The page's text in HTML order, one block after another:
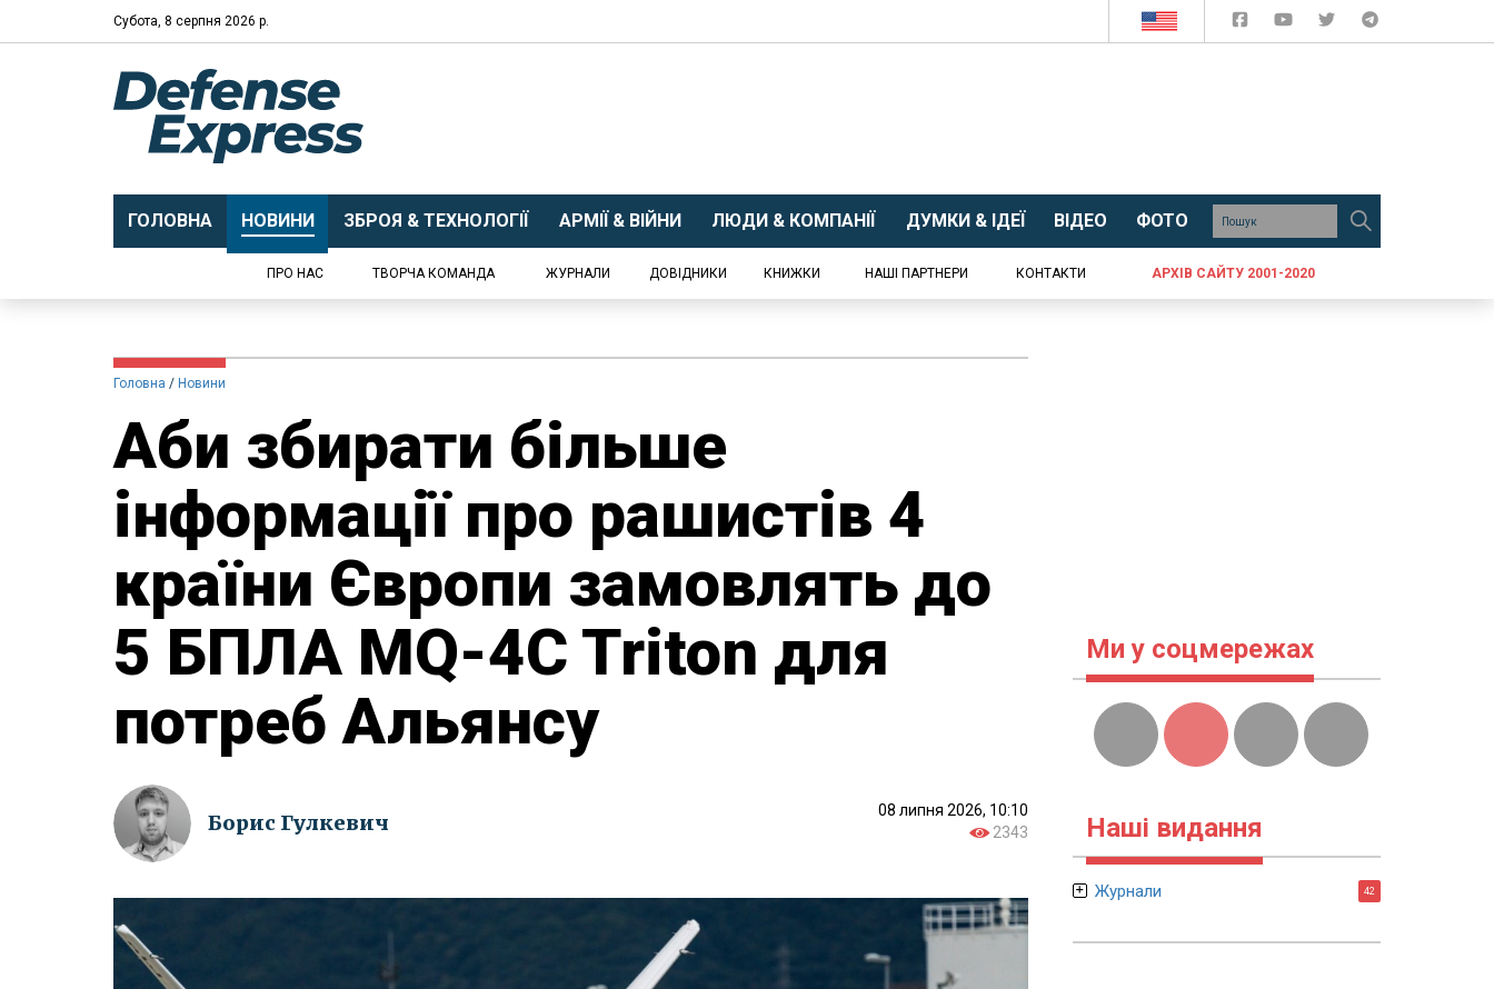
Субота, 8 серпня 2026 р.
ГОЛОВНА НОВИНИ ЗБРОЯ & ТЕХНОЛОГІЇ АРМІЇ & ВІЙНИ ЛЮДИ & КОМПАНІЇ ДУМКИ & ІДЕЇ ВІДЕО ФОТО
ПРО НАС ТВОРЧА КОМАНДА ЖУРНАЛИ ДОВІДНИКИ КНИЖКИ НАШІ ПАРТНЕРИ КОНТАКТИ АРХІВ САЙТУ 2001-2020
Головна Новини
Аби збирати більше
інформації про рашистів 4
країни Європи замовлять до
5 БПЛА MQ-4C Triton для
потреб Альянсу
Борис Гулкевич
08 липня 2026, 10:10
2343
Ми у соцмережах
Наші видання
Журнали 42